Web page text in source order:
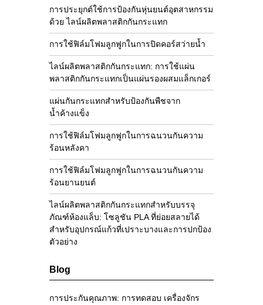
การประยุกต์ใช้การป้องกันหุ่นยนต์อุตสาหกรรม
ด้วย ไลน์ผลิตพลาสติกกันกระแทก
การใช้ฟิล์มโฟมลูกฟูกในการปิดคอร์สว่ายน้ำ
ไลน์ผลิตพลาสติกกันกระแทก: การใช้แผ่น
พลาสติกกันกระแทกเป็นแผ่นรองผสมแล็กเกอร์
แผ่นกันกระแทกสำหรับป้องกันพืชจาก
น้ำค้างแข็ง
การใช้ฟิล์มโฟมลูกฟูกในการฉนวนกันความ
ร้อนหลังคา
การใช้ฟิล์มโฟมลูกฟูกในการฉนวนกันความ
ร้อนยานยนต์
ไลน์ผลิตพลาสติกกันกระแทกสำหรับบรรจุ
ภัณฑ์ห้องแล็บ: โซลูชัน PLA ที่ย่อยสลายได้
สำหรับอุปกรณ์แก้วที่เปราะบางและการปกป้อง
ตัวอย่าง
Blog
การประกันคุณภาพ: การทดสอบ เครื่องจักร